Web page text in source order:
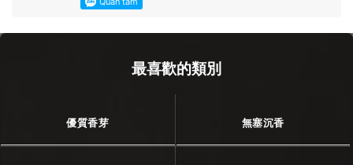
最喜歡的類別
優質香芽 無塞沉香